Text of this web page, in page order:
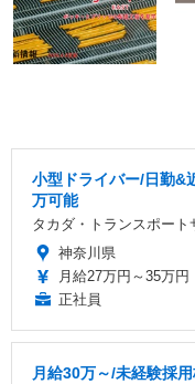
小型ドライバー/日勤&
万可能
タカダ・トランスポー
神奈川県
月給27万円～35万円
正社員
月給30万～/未経験採